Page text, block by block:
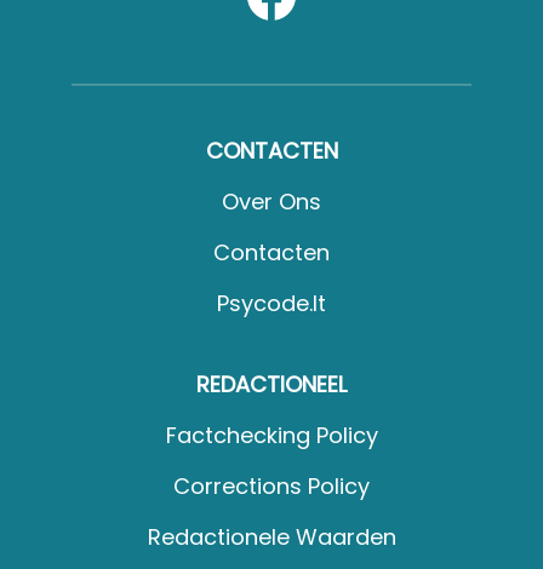
CONTACTEN
Over Ons
Contacten
Psycode.it
REDACTIONEEL
Factchecking Policy
Corrections Policy
Redactionele Waarden